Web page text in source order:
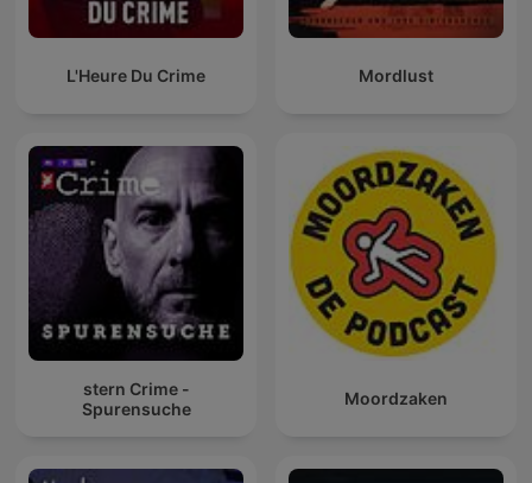
L'Heure Du Crime Mordlust
stern Crime -
Spurensuche
Moordzaken